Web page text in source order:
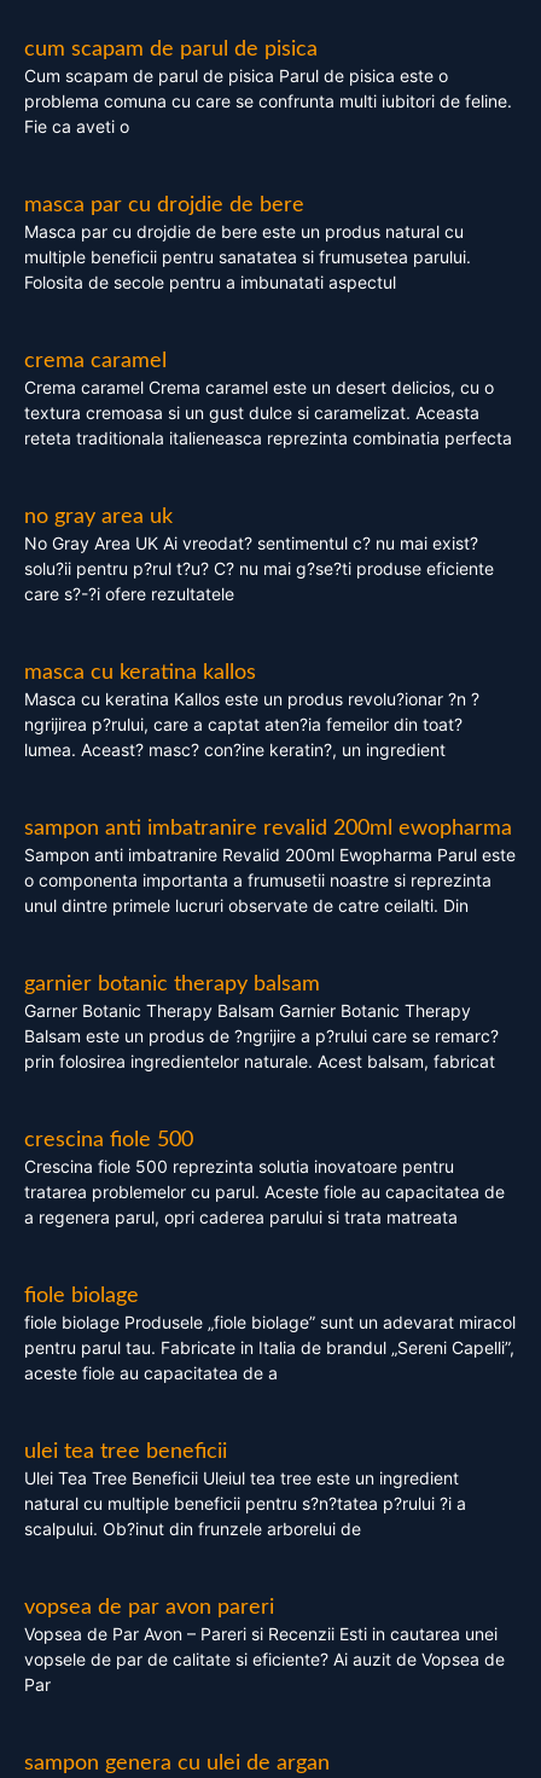
cum scapam de parul de pisica
Cum scapam de parul de pisica Parul de pisica este o
problema comuna cu care se confrunta multi iubitori de feline.
Fie ca aveti o
masca par cu drojdie de bere
Masca par cu drojdie de bere este un produs natural cu
multiple beneficii pentru sanatatea si frumusetea parului.
Folosita de secole pentru a imbunatati aspectul
crema caramel
Crema caramel Crema caramel este un desert delicios, cu o
textura cremoasa si un gust dulce si caramelizat. Aceasta
reteta traditionala italieneasca reprezinta combinatia perfecta
no gray area uk
No Gray Area UK Ai vreodat? sentimentul c? nu mai exist?
solu?ii pentru p?rul t?u? C? nu mai g?se?ti produse eficiente
care s?-?i ofere rezultatele
masca cu keratina kallos
Masca cu keratina Kallos este un produs revolu?ionar ?n ?
ngrijirea p?rului, care a captat aten?ia femeilor din toat?
lumea. Aceast? masc? con?ine keratin?, un ingredient
sampon anti imbatranire revalid 200ml ewopharma
Sampon anti imbatranire Revalid 200ml Ewopharma Parul este
o componenta importanta a frumusetii noastre si reprezinta
unul dintre primele lucruri observate de catre ceilalti. Din
garnier botanic therapy balsam
Garner Botanic Therapy Balsam Garnier Botanic Therapy
Balsam este un produs de ?ngrijire a p?rului care se remarc?
prin folosirea ingredientelor naturale. Acest balsam, fabricat
crescina fiole 500
Crescina fiole 500 reprezinta solutia inovatoare pentru
tratarea problemelor cu parul. Aceste fiole au capacitatea de
a regenera parul, opri caderea parului si trata matreata
fiole biolage
fiole biolage Produsele „fiole biolage” sunt un adevarat miracol
pentru parul tau. Fabricate in Italia de brandul „Sereni Capelli”,
aceste fiole au capacitatea de a
ulei tea tree beneficii
Ulei Tea Tree Beneficii Uleiul tea tree este un ingredient
natural cu multiple beneficii pentru s?n?tatea p?rului ?i a
scalpului. Ob?inut din frunzele arborelui de
vopsea de par avon pareri
Vopsea de Par Avon – Pareri si Recenzii Esti in cautarea unei
vopsele de par de calitate si eficiente? Ai auzit de Vopsea de
Par
sampon genera cu ulei de argan